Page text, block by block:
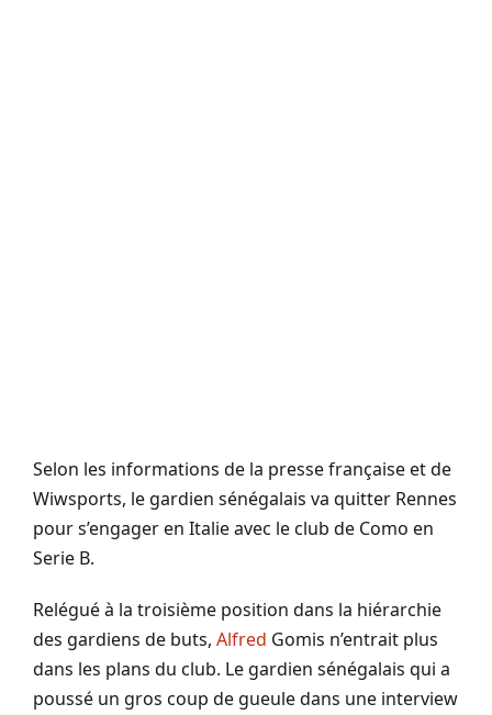
Selon les informations de la presse française et de
Wiwsports, le gardien sénégalais va quitter Rennes
pour s’engager en Italie avec le club de Como en
Serie B.
Relégué à la troisième position dans la hiérarchie
des gardiens de buts, Alfred Gomis n’entrait plus
dans les plans du club. Le gardien sénégalais qui a
poussé un gros coup de gueule dans une interview